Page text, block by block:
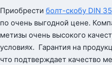
Приобрести болт-скобу DIN
по очень выгодной цене.
метизы очень высокого
условиях. Гарантия на
что подтверждает качество